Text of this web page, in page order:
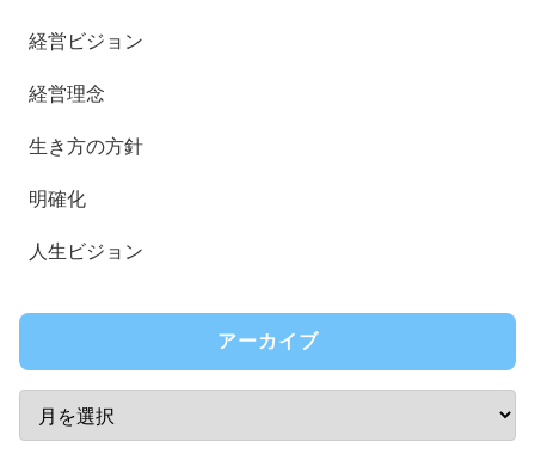
経営ビジョン
経営理念
生き方の方針
明確化
人生ビジョン
アーカイブ